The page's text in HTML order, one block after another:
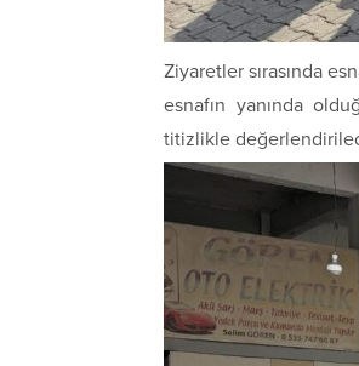
Ziyaretler sırasında
esnafın yanında
titizlikle